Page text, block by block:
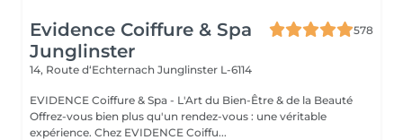
Evidence Coiffure & Spa
Junglinster
578
14, Route d‘Echternach Junglinster L-6114
EVIDENCE Coiffure & Spa - L'Art du Bien-Être & de la Beauté
Offrez-vous bien plus qu'un rendez-vous : une véritable
expérience. Chez EVIDENCE Coiffu...